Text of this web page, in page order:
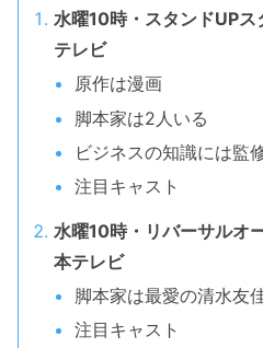
水曜10時・スタンドUP
テレビ
原作は漫画
脚本家は2人いる
ビジネスの知識には監
注目キャスト
水曜10時・リバーサルオ
本テレビ
脚本家は最愛の清水友
注目キャスト